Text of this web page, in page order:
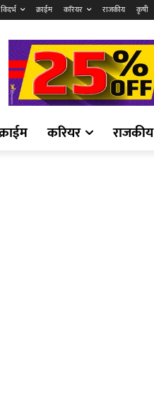
विदर्भ क्राईम करियर राजकीय कृषी
करियर राजकीय